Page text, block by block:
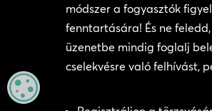
módszer a fogyasztók
fenntartására! És ne
üzenetbe mindig foglalj
cselekvésre való felhívást,
MANAGE PRIVACY